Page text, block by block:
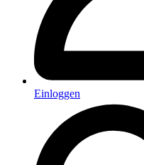
Einloggen